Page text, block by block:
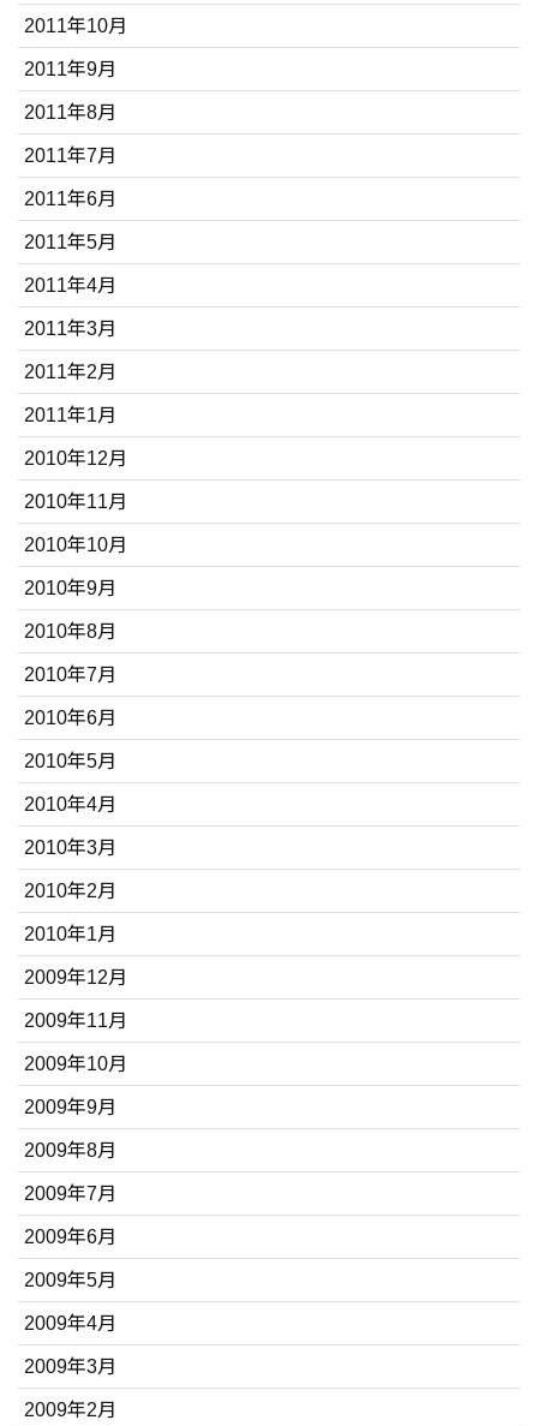
2011年10月
2011年9月
2011年8月
2011年7月
2011年6月
2011年5月
2011年4月
2011年3月
2011年2月
2011年1月
2010年12月
2010年11月
2010年10月
2010年9月
2010年8月
2010年7月
2010年6月
2010年5月
2010年4月
2010年3月
2010年2月
2010年1月
2009年12月
2009年11月
2009年10月
2009年9月
2009年8月
2009年7月
2009年6月
2009年5月
2009年4月
2009年3月
2009年2月